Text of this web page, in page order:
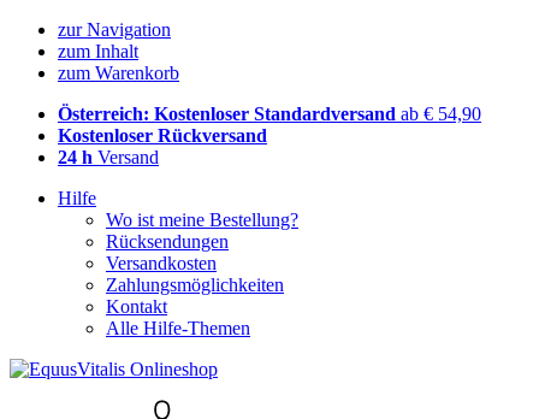
zur Navigation
zum Inhalt
zum Warenkorb
Österreich: Kostenloser Standardversand ab € 54,90
Kostenloser Rückversand
24 h Versand
Hilfe
Wo ist meine Bestellung?
Rücksendungen
Versandkosten
Zahlungsmöglichkeiten
Kontakt
Alle Hilfe-Themen